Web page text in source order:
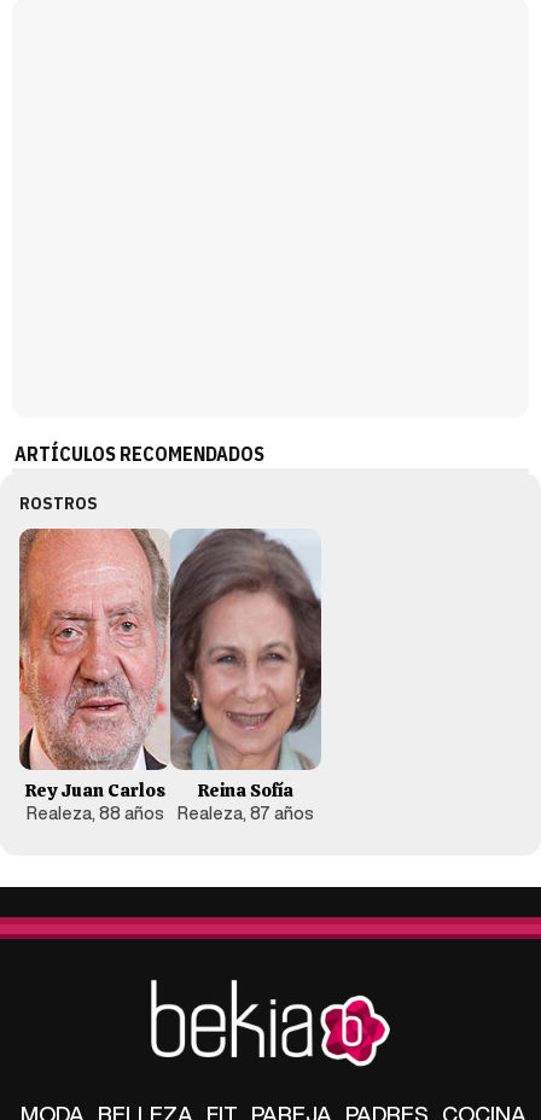
ARTÍCULOS RECOMENDADOS
ROSTROS
Rey Juan Carlos
Realeza, 88 años
Reina Sofía
Realeza, 87 años